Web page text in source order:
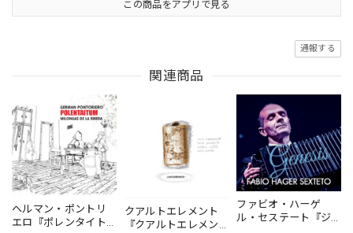
この商品をアプリで見る
通報する
関連商品
ヘルマン・ポントリ
エロ『ポレンタイト
クアルトエレメント
『クアルトエレメン
ファビオ・ハーゲ
ル・セステート『ジ